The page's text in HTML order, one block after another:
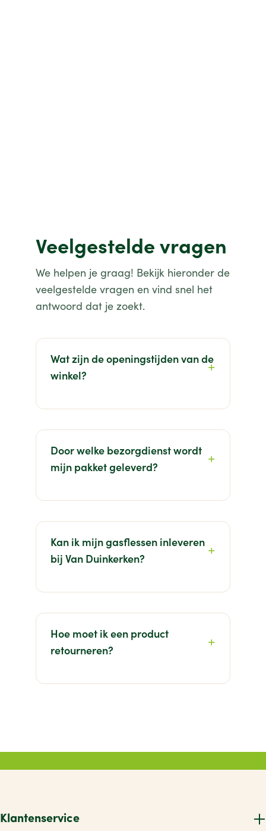
Veelgestelde vragen
We helpen je graag! Bekijk hieronder de
veelgestelde vragen en vind snel het
antwoord dat je zoekt.
Wat zijn de openingstijden van de
winkel?
Door welke bezorgdienst wordt
mijn pakket geleverd?
Kan ik mijn gasflessen inleveren
bij Van Duinkerken?
Hoe moet ik een product
retourneren?
Klantenservice